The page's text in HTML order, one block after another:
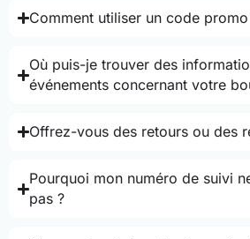
Comment utiliser un code
Où puis-je trouver des
événements concernant votre
Offrez-vous des retours ou des
Pourquoi mon numéro de suivi
pas ?